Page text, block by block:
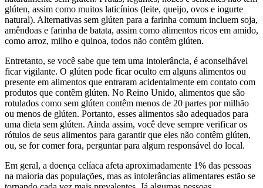
glúten, assim como muitos laticínios (leite, queijo, ovos e iogurte
natural). Alternativas sem glúten para a farinha comum incluem soja,
amêndoas e farinha de batata, assim como alimentos ricos em amido,
como arroz, milho e quinoa, todos não contêm glúten.
Entretanto, se você sabe que tem uma intolerância, é aconselhável
ficar vigilante. O glúten pode ficar oculto em alguns alimentos ou
presente em alimentos que entraram acidentalmente em contato com
produtos que contêm glúten. No Reino Unido, alimentos que são
rotulados como sem glúten contêm menos de 20 partes por milhão
ou menos de glúten. Portanto, esses alimentos são adequados para
uma dieta sem glúten. Ainda assim, você deve sempre verificar os
rótulos de seus alimentos para garantir que eles não contêm glúten,
ou, se for comer fora, perguntar para algum responsável do local.
Em geral, a doença celíaca afeta aproximadamente 1% das pessoas
na maioria das populações, mas as intolerâncias alimentares estão se